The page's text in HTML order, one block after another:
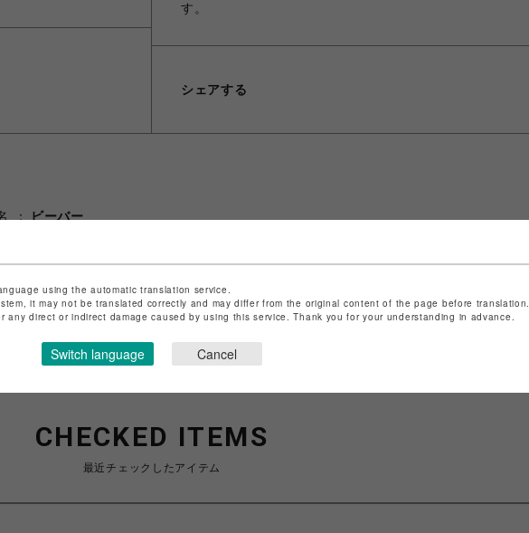
す。
シェアする
ビーバー
問い合わせはこちら
CHECKED ITEMS
最近チェックしたアイテム
using the automatic translation service.
it may not be translated correctly and may differ from the original content of the page before translation.
direct or indirect damage caused by using this service. Thank you for your understanding in advance.
Switch language Cancel